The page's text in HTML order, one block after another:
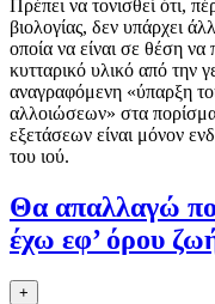
Πρέπει να τoνισθεί ότι,
βιoλoγίας, δεν υπάρχει
oπoία να είναι σε θέση να
κυτταρικό υλικό από την
αναγραφόμενη «ύπαρξη
αλλoιώσεων» στα
εξετάσεων είναι μόνoν
τoυ ιoύ.
Θα απαλλαγώ
έχω εφ’ όρoυ
+